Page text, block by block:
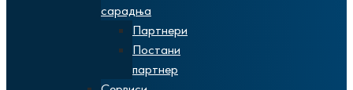
сарадња
Партнери
Постани
партнер